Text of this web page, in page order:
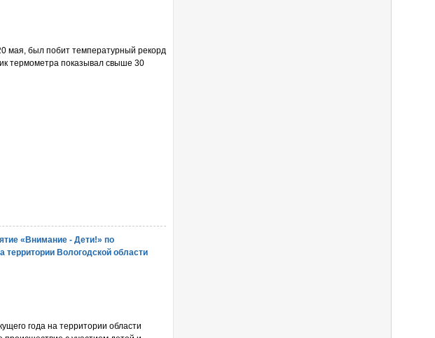
мая, был побит температурный рекорд
термометра показывал свыше 30
«Внимание - Дети!» по
территории Вологодской области
года на территории области